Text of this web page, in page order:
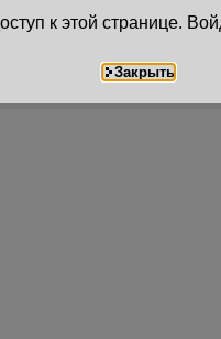
к этой странице.